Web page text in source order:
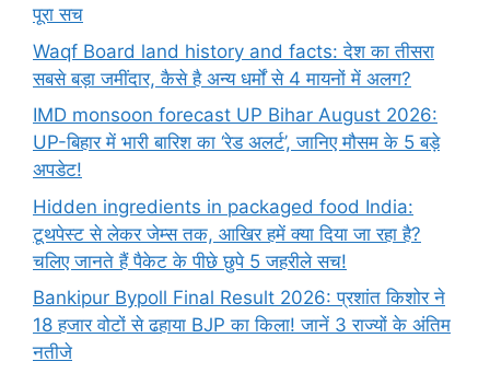
पूरा सच
Waqf Board land history and facts: देश का तीसरा
सबसे बड़ा जमींदार, कैसे है अन्य धर्मों से 4 मायनों में अलग?
IMD monsoon forecast UP Bihar August 2026:
UP-बिहार में भारी बारिश का ‘रेड अलर्ट’, जानिए मौसम के 5 बड़े
अपडेट!
Hidden ingredients in packaged food India:
टूथपेस्ट से लेकर जेम्स तक, आखिर हमें क्या दिया जा रहा है?
चलिए जानते हैं पैकेट के पीछे छुपे 5 जहरीले सच!
Bankipur Bypoll Final Result 2026: प्रशांत किशोर ने
18 हजार वोटों से ढहाया BJP का किला! जानें 3 राज्यों के अंतिम
नतीजे